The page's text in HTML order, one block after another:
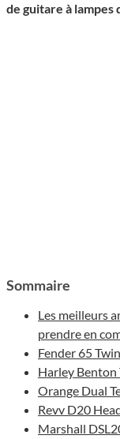
de guitare à
Sommaire
Les meilleurs
prendre en
Fender 65
Harley Benton
Orange Dual
Revv D20
Marshall